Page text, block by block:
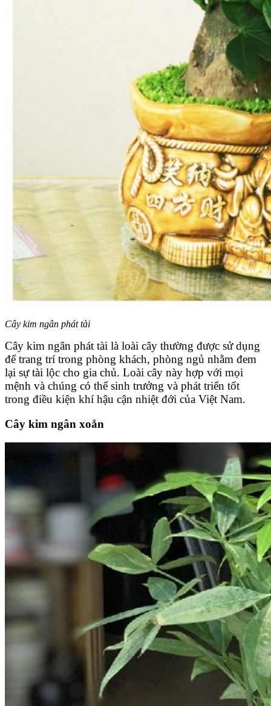
Cây kim ngân phát tài
Cây kim ngân phát tài là loài cây thường được sử dụng
để trang trí trong phòng khách, phòng ngủ nhằm đem
lại sự tài lộc cho gia chủ. Loài cây này hợp với mọi
mệnh và chúng có thể sinh trưởng và phát triển tốt
trong điều kiện khí hậu cận nhiệt đới của Việt Nam.
Cây kim ngân xoắn